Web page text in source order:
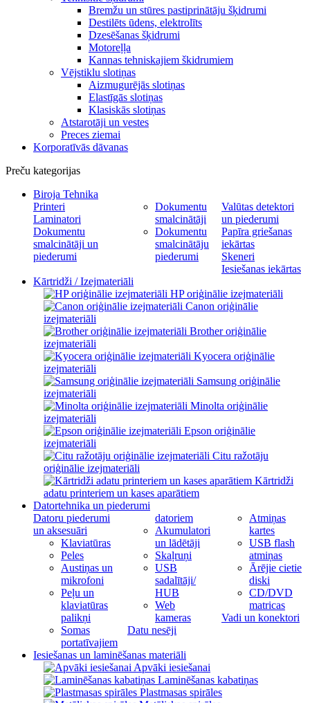
Bremžu un stūres pastiprinātāju šķidrumi
Destilēts ūdens, elektrolīts
Dzesēšanas šķidrumi
Motoreļļa
Kannas tehniskajiem škidrumiem
Vējstiklu slotiņas
Aizmugurējās slotiņas
Elastīgās slotiņas
Klasiskās slotiņas
Atstarotāji un vestes
Preces ziemai
Korporatīvās dāvanas
Preču kategorijas
Biroja Tehnika
Printeri
Laminatori
Dokumentu
smalcinātāji un
piederumi
Dokumentu
smalcinātāji
Dokumentu
smalcinātāju
piederumi
Valūtas detektori
un piederumi
Papīra griešanas
iekārtas
Skeneri
Iesiešanas iekārtas
Kārtridži / Izejmateriāli
HP oriģinālie izejmateriāli
Canon oriģinālie
izejmateriāli
Brother oriģinālie
izejmateriāli
Kyocera oriģinālie
izejmateriāli
Samsung oriģinālie
izejmateriāli
Minolta oriģinālie
izejmateriāli
Epson oriģinālie
izejmateriāli
Citu ražotāju
oriģinālie izejmateriāli
Kārtridži
adatu printeriem un kases aparātiem
Datortehnika un piederumi
Datoru piederumi
un aksesuāri
Klaviatūras
Peles
Austiņas un
mikrofoni
Peļu un
klaviatūras
palikņi
Somas
portatīvajiem
datoriem
Akumulatori
un lādētāji
Skaļruņi
USB
sadalītāji/
HUB
Web
kameras
Datu nesēji
Atmiņas
kartes
USB flash
atmiņas
Ārējie cietie
diski
CD/DVD
matricas
Vadi un konektori
Iesiešanas un laminēšanas materiāli
Apvāki iesiešanai
Laminēšanas kabatiņas
Plastmasas spirāles